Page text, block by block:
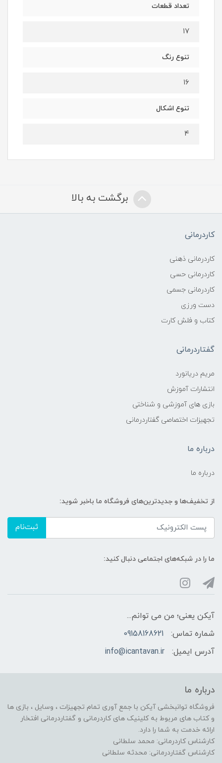
تعداد قطعات
۱۷
تنوع رنگ
۱۶
تنوع اشکال
۴
برگشت به بالا
کاردرمانی
کاردرمانی ذهنی
کاردرمانی حسی
کاردرمانی جسمی
دست ورزی
کتاب و فلش کارت
گفتاردرمانی
مریم دریانورد
انتشارات آموزش
بازی های آموزشی و شناختی
تجهیزات اختصاصی گفتاردرمانی
درباره ما
درباره ما
از تخفیف‌ها و جدیدترین‌های فروشگاه ما باخبر شوید:
ثبت‌نام
ما را در شبکه‌های اجتماعی دنبال کنید:
آیکن یعنی؛ من می توانم...
شماره تماس:
09158168621
آدرس ایمیل:
info@icantavan.ir
درباره ما
فروشگاه توانبخشی آیکن با جمع آوری تمام تجهیزات ، وسایل ، بازی ها
و کتاب های مربوط به کلینیک های کاردرمانی و گفتاردرمانی افتخار
ارائه خدمت به شما را دارد.
کارشناس کاردرمانی: محمد سلطانی
کارشناس گفتاردرمانی: محدثه سلطانی